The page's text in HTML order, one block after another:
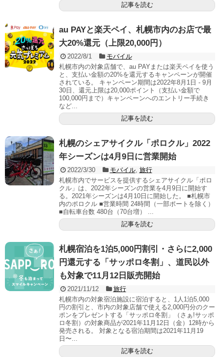
記事を読む
au PAYと楽天ペイ、札幌市内のお店で最
大20%還元（上限20,000円）
2022/8/1
モバイル
札幌市内の対象店舗で、au PAYまたは楽天ペイを使う
と、支払い金額の20%を還元するキャンペーンが開催
されている。 キャンペーン期間は2022年8月1日 - 9月
30日、還元上限は20,000ポイント（支払い金額で
100,000円まで）キャンペーンへのエントリー手続き
など...
記事を読む
札幌のシェアサイクル「ポロクル」2022
年シーズンは4月9日に営業開始
2022/3/30 モバイル, 旅行
札幌市内でサービスを提供するシェアサイクル「ポロ
クル」は、2022年シーズンの営業を4月9日に開始す
る。2021年シーズンは4月10日に開始した。 ■札幌市
内のポロクル ■営業時間 24時間（一部ポートを除く）
■自転車台数 480台（70台増） ...
記事を読む
札幌宿泊を1泊5,000円割引・さらに2,000
円還元する「サッポロ冬割」、道民以外
も対象で11月12日販売開始
2021/11/12
旅行
札幌市内の対象宿泊施設に宿泊すると、1人1泊5,000
円の割引と、市内の対象店舗で使える2,000円分のクー
ポンをプレゼントする「サッポロ冬割」（さぁ!サッポ
ロ冬割）の対象商品が2021年11月12日（金）12時から
発売される。 対象となる宿泊期間は2021年11月19
日〜...
記事を読む